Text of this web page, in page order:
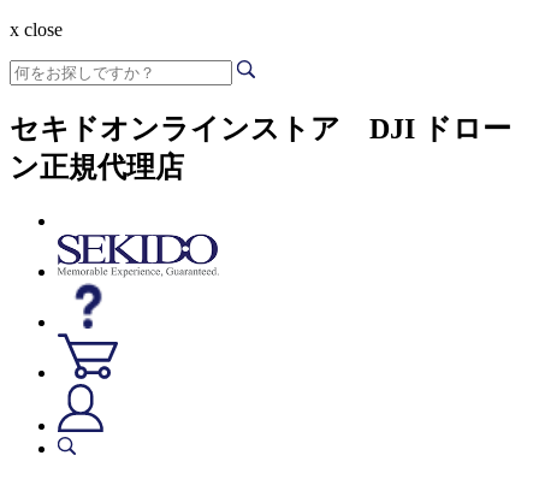
x close
セキドオンラインストア DJI ドロー
ン正規代理店